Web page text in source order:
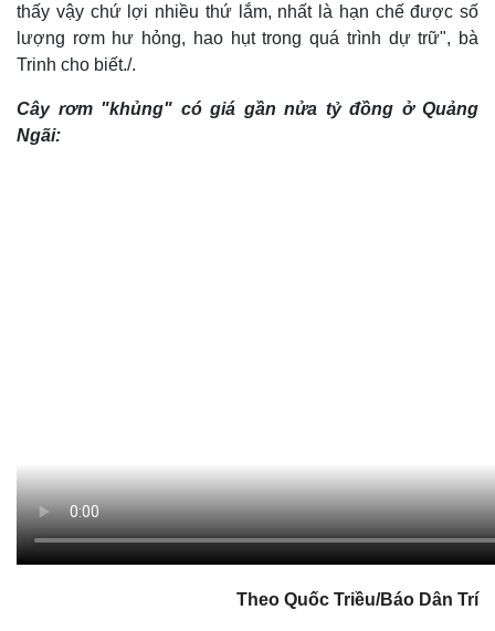
thấy vậy chứ lợi nhiều thứ lắm, nhất là hạn chế được số
lượng rơm hư hỏng, hao hụt trong quá trình dự trữ", bà
Trinh cho biết./.
Cây rơm "khủng" có giá gần nửa tỷ đồng ở Quảng
Ngãi:
Theo Quốc Triều/Báo Dân Trí